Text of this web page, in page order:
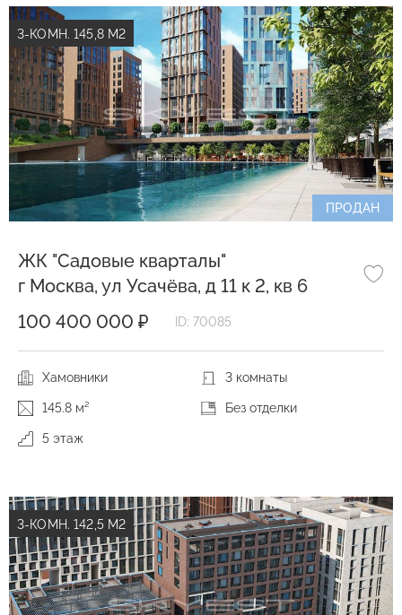
3-КОМН. 145,8 М2
ПРОДАН
ЖК "Садовые кварталы"
г Москва, ул Усачёва, д 11 к 2, кв 6
100 400 000 ₽
ID: 70085
Хамовники 3 комнаты
145.8 м² Без отделки
5 этаж
3-КОМН. 142,5 М2